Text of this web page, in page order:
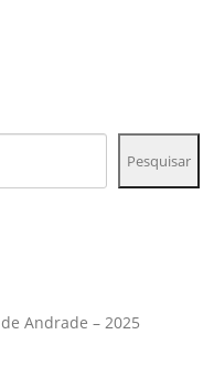
Pesquisar
Andrade – 2025